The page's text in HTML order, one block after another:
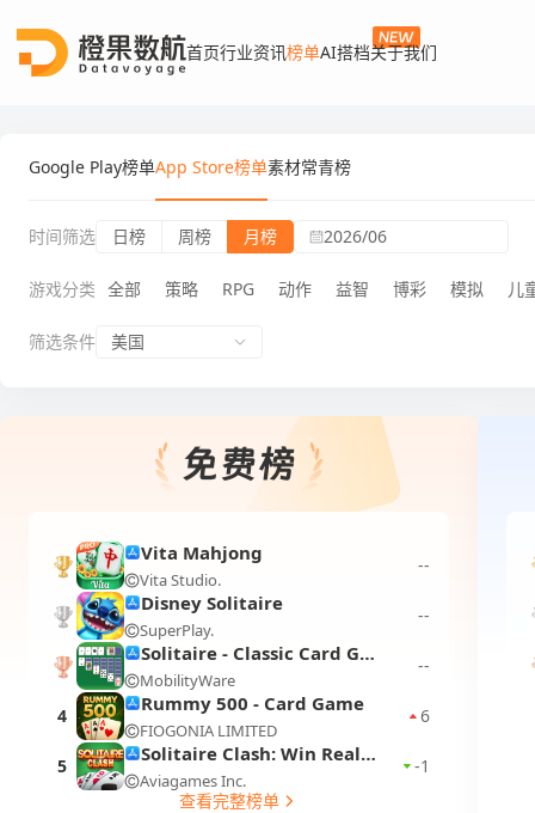
首页行业资讯榜单AI搭档关于我们
Google Play榜单App Store榜单素材常青榜
时间筛选 日榜 周榜 月榜 2026/06
游戏分类 全部 策略 RPG 动作 益智 博彩 模拟 儿
筛选条件 美国
Vita Mahjong
Vita Studio.
--
Disney Solitaire
SuperPlay.
--
Solitaire - Classic Card Games
MobilityWare
--
4
Rummy 500 - Card Game
FIOGONIA LIMITED
6
5
Solitaire Clash: Win Real Cash
Aviagames Inc.
-1
查看完整榜单